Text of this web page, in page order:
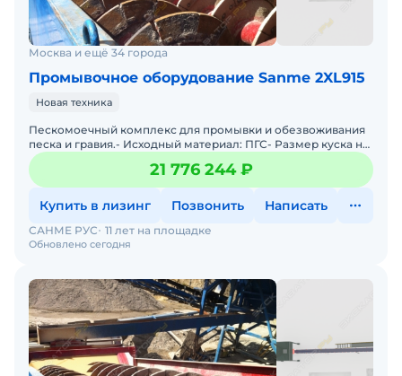
Москва и ещё 34 города
Промывочное оборудование Sanme 2XL915
Новая техника
Пескомоечный комплекс для промывки и обезвоживания
песка и гравия.- Исходный материал: ПГС- Размер куска на
входе: 10мм- Размер куска на выходе: 0-5мм, 5-10мм-
21 776 244 ₽
Купить в лизинг Позвонить Написать
Обновлено сегодня
САНМЕ РУС 11 лет на площадке